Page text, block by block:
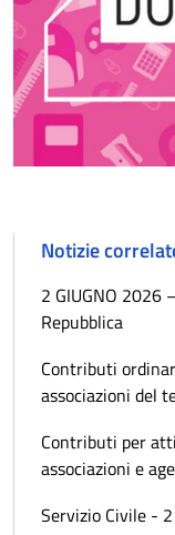
Notizie
2 GIUGNO 2026
Repubblica
Contributi
associazioni del
Contributi per
associazioni e
Servizio Civile -